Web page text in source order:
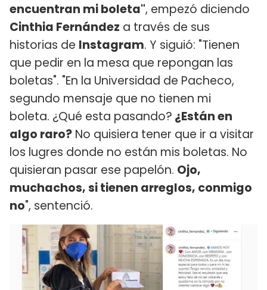
encuentran mi boleta", empezó diciendo
Cinthia Fernández a través de sus
historias de Instagram. Y siguió: "Tienen
que pedir en la mesa que repongan las
boletas". "En la Universidad de Pacheco,
segundo mensaje que no tienen mi
boleta. ¿Qué esta pasando? ¿Están en
algo raro? No quisiera tener que ir a visitar
los lugres donde no están mis boletas. No
quisieran pasar ese papelón. Ojo,
muchachos, si tienen arreglos, conmigo
no", sentenció.